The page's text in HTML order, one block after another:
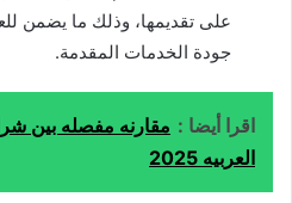
على تقديمها، وذلك ما يضمن
جودة الخدمات المقدمة.
اقرا أيضا : مقارنه مفصله بين
العربيه 2025